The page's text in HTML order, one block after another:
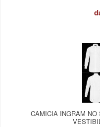
CAMICIA INGRAM NO